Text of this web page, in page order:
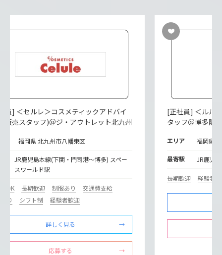
員] ＜セルレ＞コスメティックアドバイ
(販売スタッフ)＠ジ・アウトレット北九州
福岡県 北九州市八幡東区
JR鹿児島本線(下関・門司港～博多) スペー
スワールド駅
OK 長期歓迎 制服あり
交通費支給
り
シフト制 経験者歓迎
詳しく見る
応募する
[正社員] ＜ルル
タッフ＠博多阪急
エリア 福岡県
最寄駅 JR鹿児
長期歓迎 経験者